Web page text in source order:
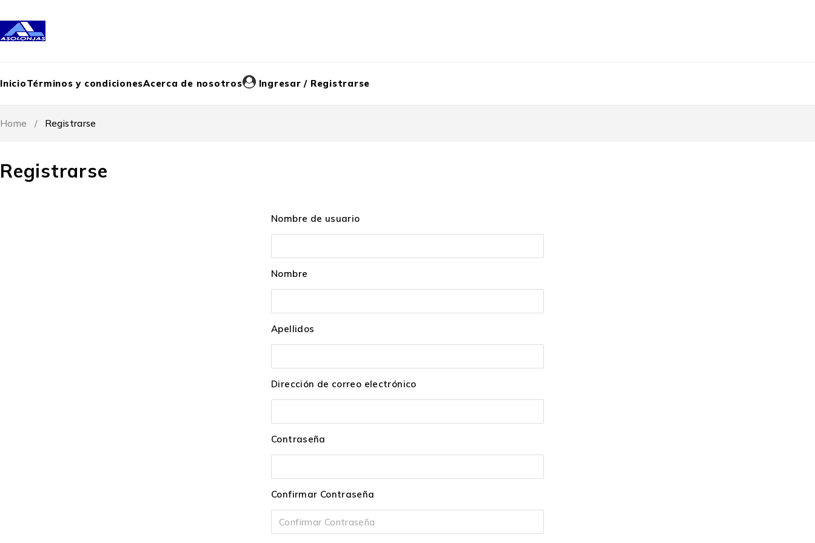
InicioTérminos y condicionesAcerca de nosotros Ingresar / Registrarse
Registrarse
Home / Registrarse
Nombre de usuario
Nombre
Apellidos
Dirección de correo electrónico
Contraseña
Confirmar Contraseña